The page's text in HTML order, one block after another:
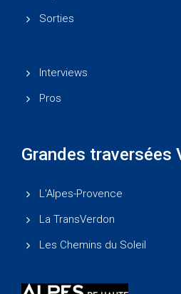
Sorties
Interviews
Pros
Grandes traversées
L'Alpes-Provence
La TransVerdon
Les Chemins du Soleil